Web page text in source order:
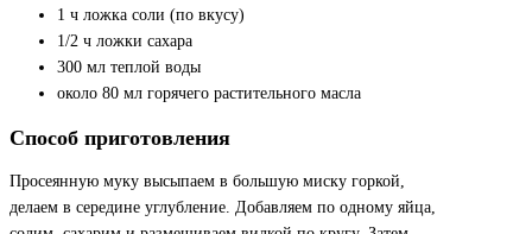
1 ч ложка соли (по вкусу)
1/2 ч ложки сахара
300 мл теплой воды
около 80 мл горячего растительного масла
Способ приготовления
Просеянную муку высыпаем в большую миску горкой,
делаем в середине углубление. Добавляем по одному яйца,